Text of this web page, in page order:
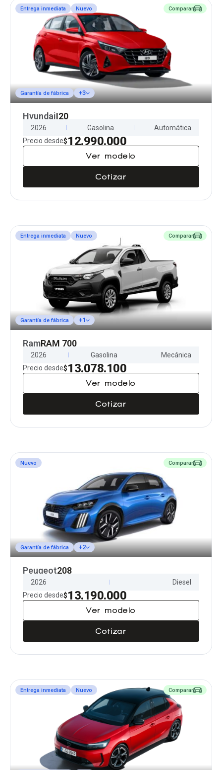
Entrega inmediata Nuevo Comparar
Garantía de fábrica +3
HyundaiI20
2026 Gasolina
Automática
Precio desde$12.990.000
Ver modelo
Cotizar
Entrega inmediata Nuevo Comparar
Garantía de fábrica +1
RamRAM 700
2026 Gasolina
Mecánica
Precio desde$13.078.100
Ver modelo
Cotizar
Nuevo Comparar
Garantía de fábrica +2
Peugeot208
2026
Diesel
Precio desde$13.190.000
Ver modelo
Cotizar
Entrega inmediata Nuevo Comparar